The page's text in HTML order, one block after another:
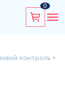
0
контроль •